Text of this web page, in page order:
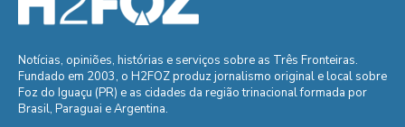
Notícias, opiniões, histórias e serviços sobre as Três Fronteiras.
Fundado em 2003, o H2FOZ produz jornalismo original e local sobre
Foz do Iguaçu (PR) e as cidades da região trinacional formada por
Brasil, Paraguai e Argentina.